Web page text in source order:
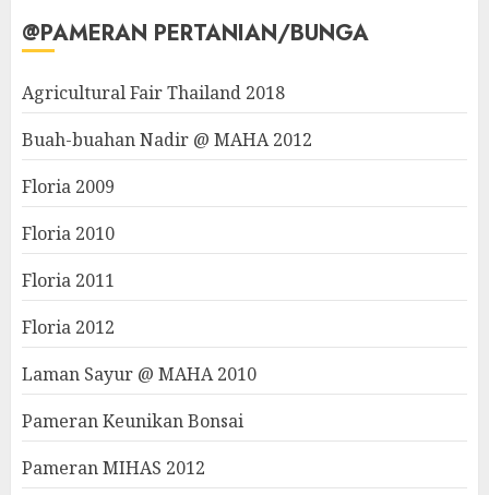
@PAMERAN PERTANIAN/BUNGA
Agricultural Fair Thailand 2018
Buah-buahan Nadir @ MAHA 2012
Floria 2009
Floria 2010
Floria 2011
Floria 2012
Laman Sayur @ MAHA 2010
Pameran Keunikan Bonsai
Pameran MIHAS 2012